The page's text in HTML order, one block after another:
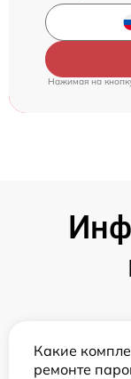
Нажимая на
Какие
ремонте